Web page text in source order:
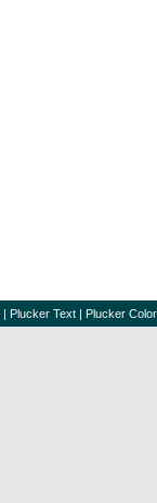
| Plucker Text | Plucker Color